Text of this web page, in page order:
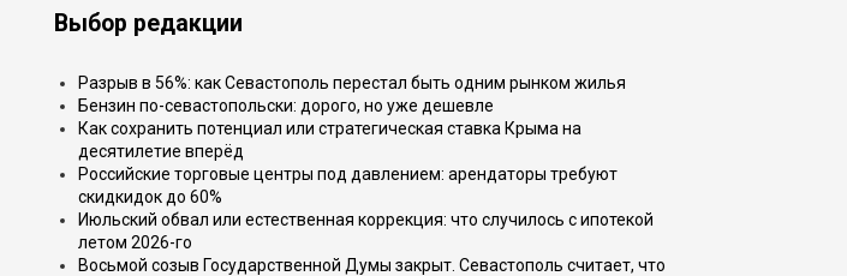
Выбор редакции
Разрыв в 56%: как Севастополь перестал быть одним рынком жилья
Бензин по-севастопольски: дорого, но уже дешевле
Как сохранить потенциал или стратегическая ставка Крыма на
десятилетие вперёд
Российские торговые центры под давлением: арендаторы требуют
скидкидок до 60%
Июльский обвал или естественная коррекция: что случилось с ипотекой
летом 2026-го
Восьмой созыв Государственной Думы закрыт. Севастополь считает, что